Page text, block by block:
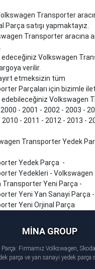
Transporter
Parça satışı yapmaktayız.
Transporteraracına
edeceğiniz Volkswagen
verilir.
etmeksizin tüm
Parçaları için bizimle
edebileceğiniz Volkswagen
2000 - 2001 - 2002 - 2003 -
- 2011 - 2012 - 2013 -
TransporterYedek
Yedek Parça -
Yedekleri - Volkswagen
TransporterYeni Parça -
Yeni Yan Sanayi Parça -
Yeni Orjinal Parça
MİNA GROUP
Firmamız Volkswagen,
parça ve yan sanayi yedek parça